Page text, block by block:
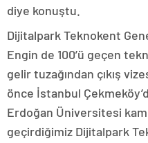
diye konuştu.
Dijitalpark Teknokent
Engin de 100’ü geçen
gelir tuzağından çıkış
önce İstanbul
Erdoğan Üniversitesi
geçirdiğimiz Dijitalpark